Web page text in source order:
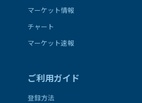
マーケット情報
チャート
マーケット速報
ご利用ガイド
登録方法